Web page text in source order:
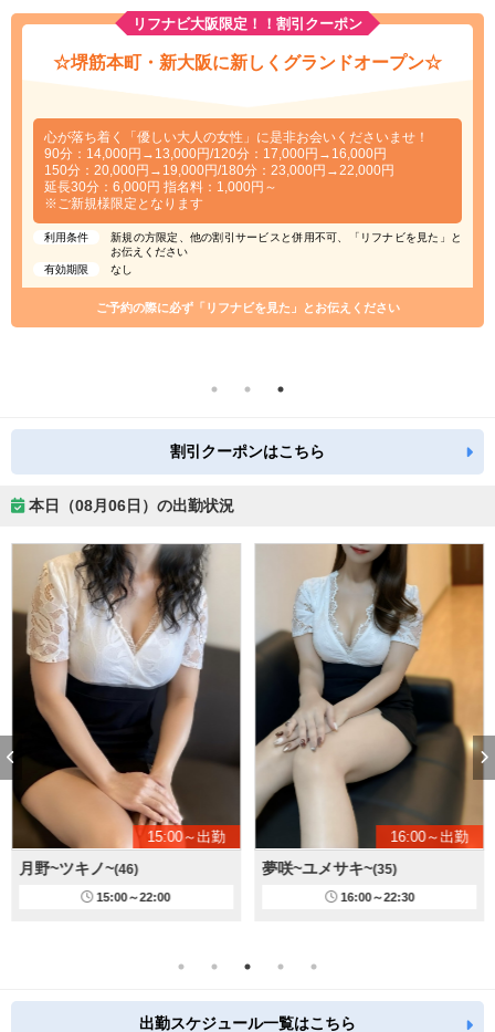
リフナビ大阪限定！！割引クーポン
☆堺筋本町・新大阪に新しくグランドオープン☆
心が落ち着く「優しい大人の女性」に是非お会いくださいませ！
90分：14,000円→13,000円/120分：17,000円→16,000円
150分：20,000円→19,000円/180分：23,000円→22,000円
延長30分：6,000円 指名料：1,000円～
※ご新規様限定となります
利用条件
新規の方限定、他の割引サービスと併用不可、「リフナビを見た」と
お伝えください
有効期限
なし
ご予約の際に必ず「リフナビを見た」とお伝えください
割引クーポンはこちら
本日（08月06日）の出勤状況
15:00～出勤
月野~ツキノ~(46)
15:00～22:00
16:00～出勤
夢咲~ユメサキ~(35)
16:00～22:30
出勤スケジュール一覧はこちら